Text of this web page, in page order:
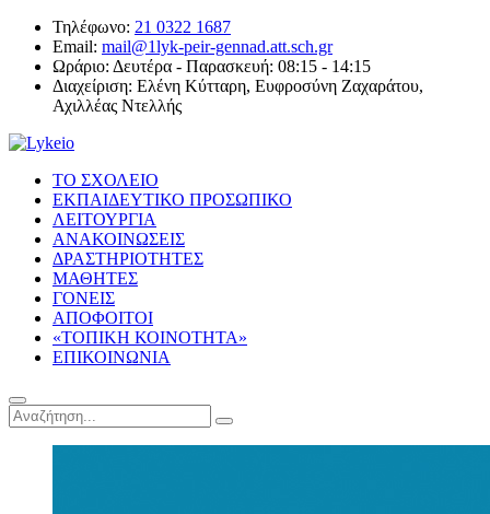
Τηλέφωνο: 21 0322 1687
Email: mail@1lyk-peir-gennad.att.sch.gr
Ωράριο: Δευτέρα - Παρασκευή: 08:15 - 14:15
Διαχείριση: Ελένη Κύτταρη, Ευφροσύνη Ζαχαράτου,
Αχιλλέας Ντελλής
ΤΟ ΣΧΟΛΕΙΟ
ΕΚΠΑΙΔΕΥΤΙΚΟ ΠΡΟΣΩΠΙΚΟ
ΛΕΙΤΟΥΡΓΙΑ
ΑΝΑΚΟΙΝΩΣΕΙΣ
ΔΡΑΣΤΗΡΙΟΤΗΤΕΣ
ΜΑΘΗΤΕΣ
ΓΟΝΕΙΣ
ΑΠΟΦΟΙΤΟΙ
«ΤΟΠΙΚΗ ΚΟΙΝΟΤΗΤΑ»
ΕΠΙΚΟΙΝΩΝΙΑ